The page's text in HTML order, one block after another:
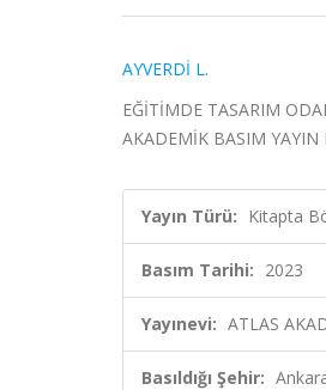
AYVERDİ L.
EĞİTİMDE TASARIM
AKADEMİK BASIM
Yayın Türü: Kitapta
Basım Tarihi: 2023
Yayınevi: ATLAS
Basıldığı Şehir: